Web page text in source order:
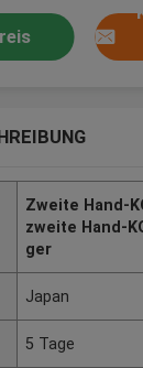
Zweite Hand-
zweite Hand-
ger
Japan
5 Tage